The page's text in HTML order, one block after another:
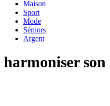
Maison
Sport
Mode
Séniors
Argent
harmoniser